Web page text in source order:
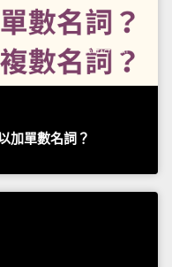
加單數名詞？